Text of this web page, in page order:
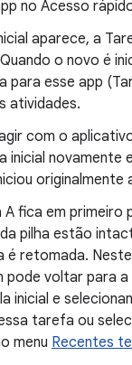
no Acesso
aparece, a
o novo é
para esse app
atividades.
com o
inicial novamente
originalmente
fica em primeiro
pilha estão
é retomada.
pode voltar para
inicial e
tarefa ou
menu Recentes